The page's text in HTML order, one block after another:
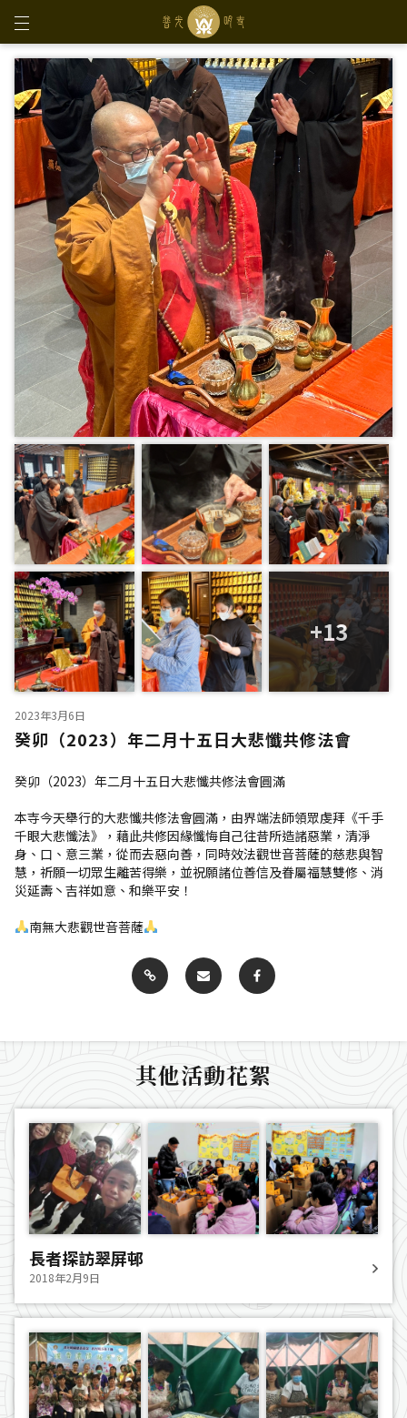
+13
2023年3月6日
癸卯（2023）年二月十五日大悲懺共修法會
癸卯（2023）年二月十五日大悲懺共修法會圓滿
本寺今天舉行的大悲懺共修法會圓滿，由界端法師領眾虔拜《千手
千眼大悲懺法》，藉此共修因緣懺悔自己往昔所造諸惡業，清淨
身、口、意三業，從而去惡向善，同時效法觀世音菩薩的慈悲與智
慧，祈願一切眾生離苦得樂，並祝願諸位善信及眷屬福慧雙修、消
災延壽丶吉祥如意、和樂平安！
南無大悲觀世音菩薩
其他活動花絮
長者探訪翠屏邨
2018年2月9日